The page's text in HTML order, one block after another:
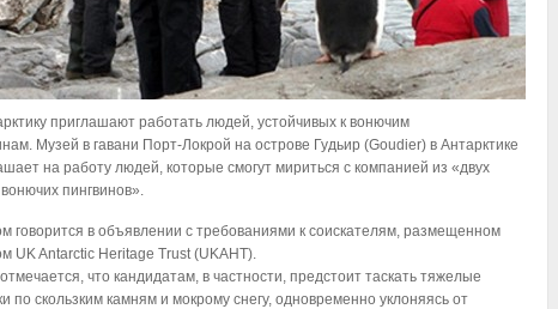
приглашают работать людей, устойчивых к вонючим
Музей в гавани Порт-Локрой на острове Гудьир (Goudier) в Антарктике
на работу людей, которые смогут мириться с компанией из «двух
пингвинов».
говорится в объявлении с требованиями к соискателям, размещенном
UK Antarctic Heritage Trust (UKAHT).
что кандидатам, в частности, предстоит таскать тяжелые
по скользким камням и мокрому снегу, одновременно уклоняясь от